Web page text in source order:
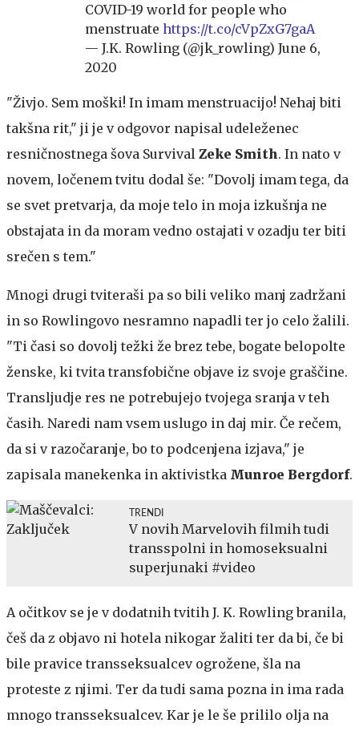
COVID-19 world for people who
menstruate https://t.co/cVpZxG7gaA
— J.K. Rowling (@jk_rowling) June 6,
2020
"Živjo. Sem moški! In imam menstruacijo! Nehaj biti
takšna rit," ji je v odgovor napisal udeleženec
resničnostnega šova Survival Zeke Smith. In nato v
novem, ločenem tvitu dodal še: "Dovolj imam tega, da
se svet pretvarja, da moje telo in moja izkušnja ne
obstajata in da moram vedno ostajati v ozadju ter biti
srečen s tem."
Mnogi drugi tviteraši pa so bili veliko manj zadržani
in so Rowlingovo nesramno napadli ter jo celo žalili.
"Ti časi so dovolj težki že brez tebe, bogate belopolte
ženske, ki tvita transfobične objave iz svoje graščine.
Transljudje res ne potrebujejo tvojega sranja v teh
časih. Naredi nam vsem uslugo in daj mir. Če rečem,
da si v razočaranje, bo to podcenjena izjava," je
zapisala manekenka in aktivistka Munroe Bergdorf.
TRENDI
V novih Marvelovih filmih tudi
transspolni in homoseksualni
superjunaki #video
A očitkov se je v dodatnih tvitih J. K. Rowling branila,
češ da z objavo ni hotela nikogar žaliti ter da bi, če bi
bile pravice transseksualcev ogrožene, šla na
proteste z njimi. Ter da tudi sama pozna in ima rada
mnogo transseksualcev. Kar je le še prililo olja na